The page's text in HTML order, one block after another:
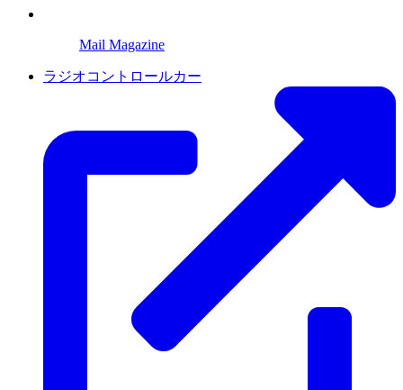
Mail Magazine
ラジオコントロールカー